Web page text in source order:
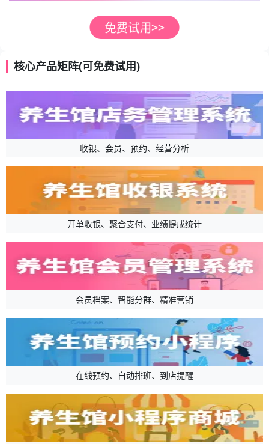
核心产品矩阵(可免费试用)
收银、会员、预约、经营分析
开单收银、聚合支付、业绩提成统计
会员档案、智能分群、精准营销
在线预约、自动排班、到店提醒